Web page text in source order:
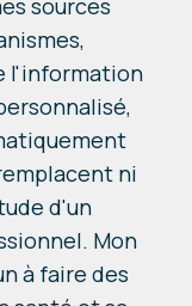
sources
l'information
ni
d'un
Mon
à faire des